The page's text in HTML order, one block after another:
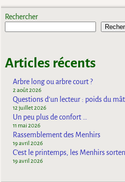
Rechercher
Articles récents
Arbre long ou arbre court ?
2 août 2026
Questions d’un lecteur : poids du mât
12 juillet 2026
Un peu plus de confort …
11 mai 2026
Rassemblement des Menhirs
19 avril 2026
C’est le printemps, les Menhirs
19 avril 2026